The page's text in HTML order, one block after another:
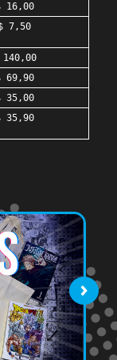
16,00
7,50
140,00
69,90
35,00
35,90
›